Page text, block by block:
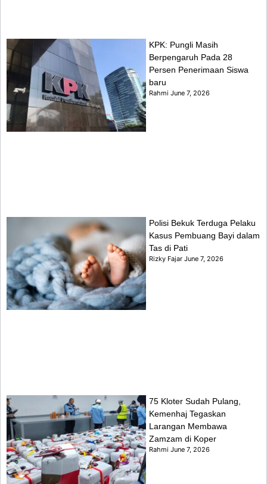
KPK: Pungli Masih
Berpengaruh Pada 28
Persen Penerimaan Siswa
baru
RahmiJune 7, 2026
Polisi Bekuk Terduga Pelaku
Kasus Pembuang Bayi dalam
Tas di Pati
Rizky FajarJune 7, 2026
75 Kloter Sudah Pulang,
Kemenhaj Tegaskan
Larangan Membawa
Zamzam di Koper
RahmiJune 7, 2026